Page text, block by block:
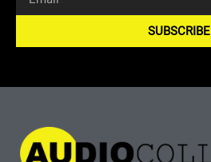
SUBSCRIBE